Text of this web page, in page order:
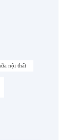
nội thất